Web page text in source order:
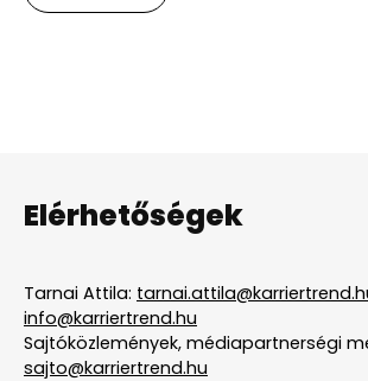
Elérhetőségek
Tarnai Attila:
info@karriertrend.hu
Sajtóközlemények, médiapartnerségi
sajto@karriertrend.hu